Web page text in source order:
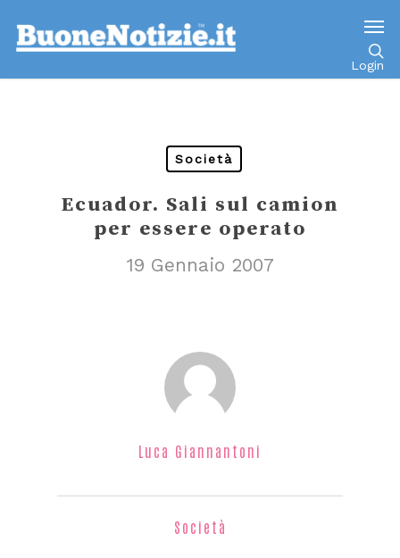
Login
Società
Ecuador. Sali sul camion
per essere operato
19 Gennaio 2007
Luca Giannantoni
Società
Go to mobile version